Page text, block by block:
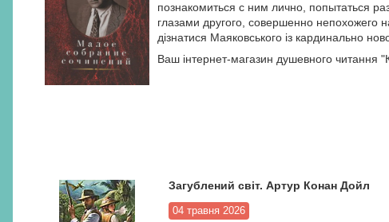
познакомиться с ним лично, попытаться
глазами другого, совершенно непохожего
дізнатися Маяковського із кардинально
Ваш інтернет-магазин душевного читання
Загублений світ. Артур Конан Дойл
04 травня 2026